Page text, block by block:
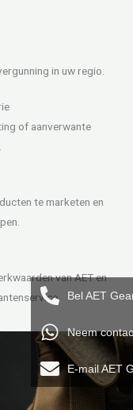
in uw regio.
of aanverwante
te marketen en
van AET en
Bel AET
Neem
E-mail AET